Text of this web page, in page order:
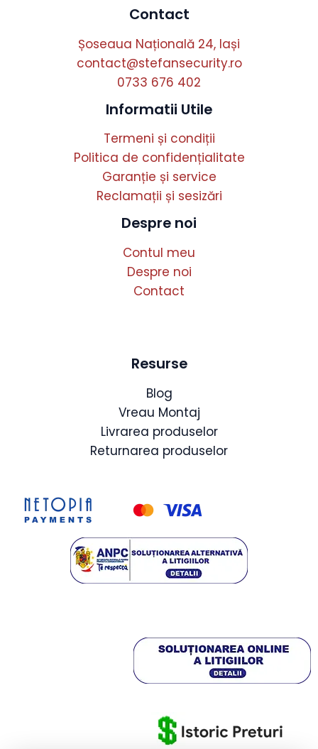
Contact
Șoseaua Națională 24, Iași
contact@stefansecurity.ro
0733 676 402
Informatii Utile
Termeni și condiții
Politica de confidențialitate
Garanție și service
Reclamații și sesizări
Despre noi
Contul meu
Despre noi
Contact
Resurse
Blog
Vreau Montaj
Livrarea produselor
Returnarea produselor